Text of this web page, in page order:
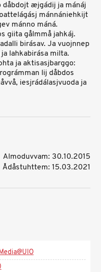
dåbdojt æjgádij ja mánáj
mánnániehkijt
mánno máná.
giita gålmmå jahkáj.
birásav. Ja vuojnnep
lahkabirása milta.
ja aktisasjbarggo:
lij dåbdos
iesjrádálasjvuoda ja
Almoduvvam: 30.10.2015
Ådåstuhttem: 15.03.2021